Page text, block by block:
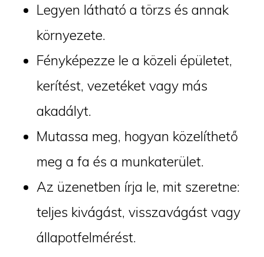
Legyen látható a törzs és annak
környezete.
Fényképezze le a közeli épületet,
kerítést, vezetéket vagy más
akadályt.
Mutassa meg, hogyan közelíthető
meg a fa és a munkaterület.
Az üzenetben írja le, mit szeretne:
teljes kivágást, visszavágást vagy
állapotfelmérést.